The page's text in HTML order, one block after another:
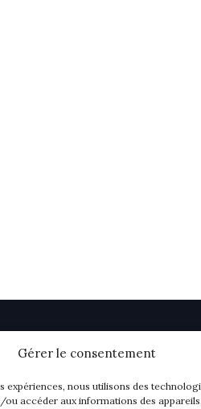
Gérer le consentement
expériences, nous utilisons des
accéder aux informations des